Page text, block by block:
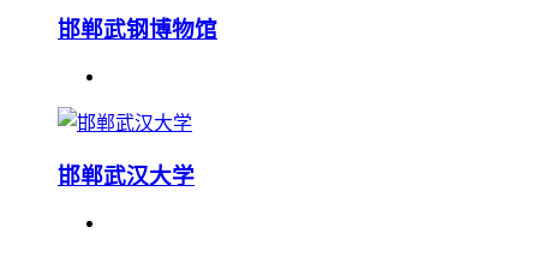
邯郸武钢博物馆
邯郸武汉大学